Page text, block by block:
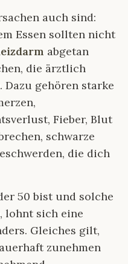
auch sind:
Essen sollten nicht
abgetan
die ärztlich
gehören starke
Fieber, Blut
schwarze
die dich
50 bist und solche
lohnt sich eine
Gleiches gilt,
zunehmen